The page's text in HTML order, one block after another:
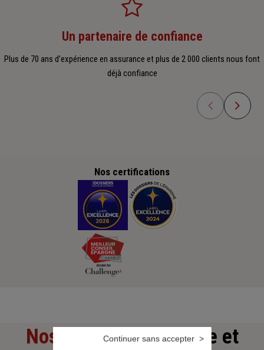
Un partenaire de confiance
Plus de 70 ans d’expérience en assurance et plus de 2 000 clients nous font
déjà confiance
Nos certifications
Nos offresd'assurance et
Continuer sans accepter